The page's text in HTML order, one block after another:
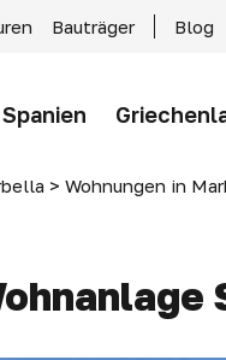
Bauträger Blog
Spanien
> Wohnungen in